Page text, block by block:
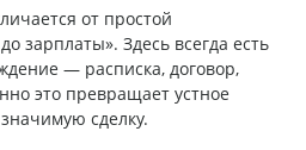
от простой
зарплаты». Здесь всегда есть
— расписка, договор,
это превращает устное
сделку.